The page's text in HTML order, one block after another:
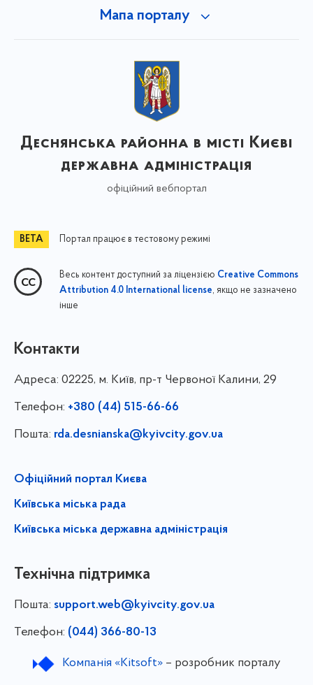
Мапа порталу
Деснянська районна в місті Києві
державна адміністрація
офіційний вебпортал
Портал працює в тестовому режимі
Весь контент доступний за ліцензією Creative Commons
Attribution 4.0 International license, якщо не зазначено
інше
Контакти
Адреса: 02225, м. Київ, пр-т Червоної Калини, 29
Телефон: +380 (44) 515-66-66
Пошта: rda.desnianska@kyivcity.gov.ua
Офіційний портал Києва
Київська міська рада
Київська міська державна адміністрація
Технічна підтримка
Пошта: support.web@kyivcity.gov.ua
Телефон: (044) 366-80-13
Компанія «Kitsoft»– розробник порталу